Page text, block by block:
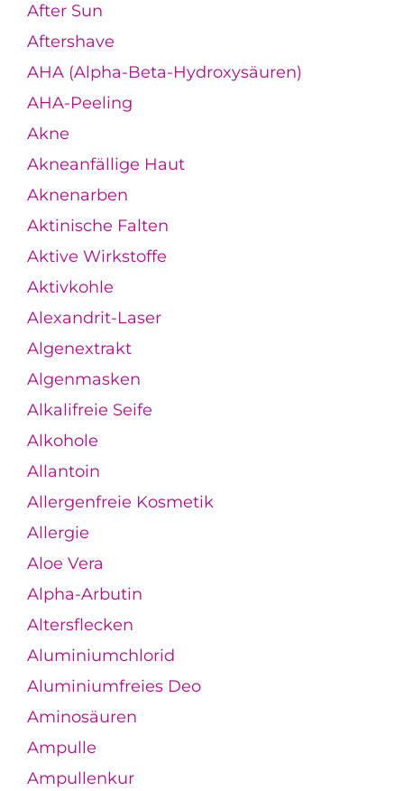
After Sun
Aftershave
AHA (Alpha-Beta-Hydroxysäuren)
AHA-Peeling
Akne
Akneanfällige Haut
Aknenarben
Aktinische Falten
Aktive Wirkstoffe
Aktivkohle
Alexandrit-Laser
Algenextrakt
Algenmasken
Alkalifreie Seife
Alkohole
Allantoin
Allergenfreie Kosmetik
Allergie
Aloe Vera
Alpha-Arbutin
Altersflecken
Aluminiumchlorid
Aluminiumfreies Deo
Aminosäuren
Ampulle
Ampullenkur